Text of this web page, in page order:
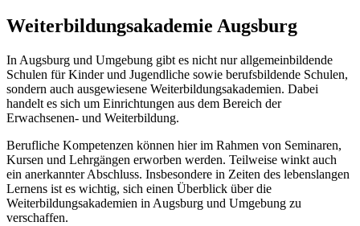
Weiterbildungsakademie Augsburg
In Augsburg und Umgebung gibt es nicht nur allgemeinbildende
Schulen für Kinder und Jugendliche sowie berufsbildende Schulen,
sondern auch ausgewiesene Weiterbildungsakademien. Dabei
handelt es sich um Einrichtungen aus dem Bereich der
Erwachsenen- und Weiterbildung.
Berufliche Kompetenzen können hier im Rahmen von Seminaren,
Kursen und Lehrgängen erworben werden. Teilweise winkt auch
ein anerkannter Abschluss. Insbesondere in Zeiten des lebenslangen
Lernens ist es wichtig, sich einen Überblick über die
Weiterbildungsakademien in Augsburg und Umgebung zu
verschaffen.